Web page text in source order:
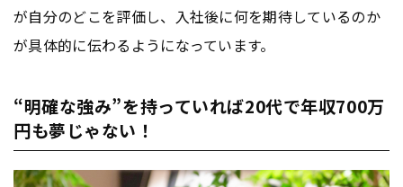
が自分のどこを評価し、入社後に何を期待しているのか
が具体的に伝わるようになっています。
“明確な強み”を持っていれば20代で年収700万
円も夢じゃない！